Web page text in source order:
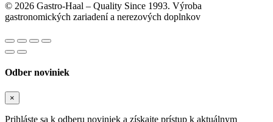
© 2026 Gastro-Haal – Quality Since 1993. Výroba
gastronomických zariadení a nerezových doplnkov
Odber noviniek
×
Prihláste sa k odberu noviniek a získajte prístup k aktuálnym